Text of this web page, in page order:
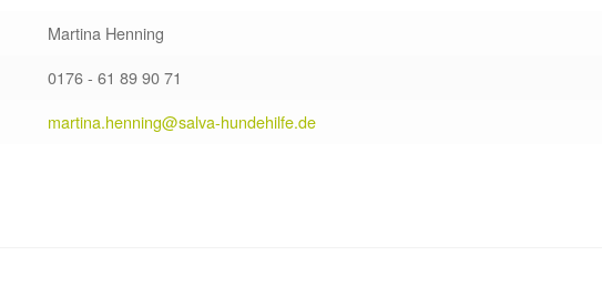
Martina Henning
0176 - 61 89 90 71
martina.henning@salva-hundehilfe.de